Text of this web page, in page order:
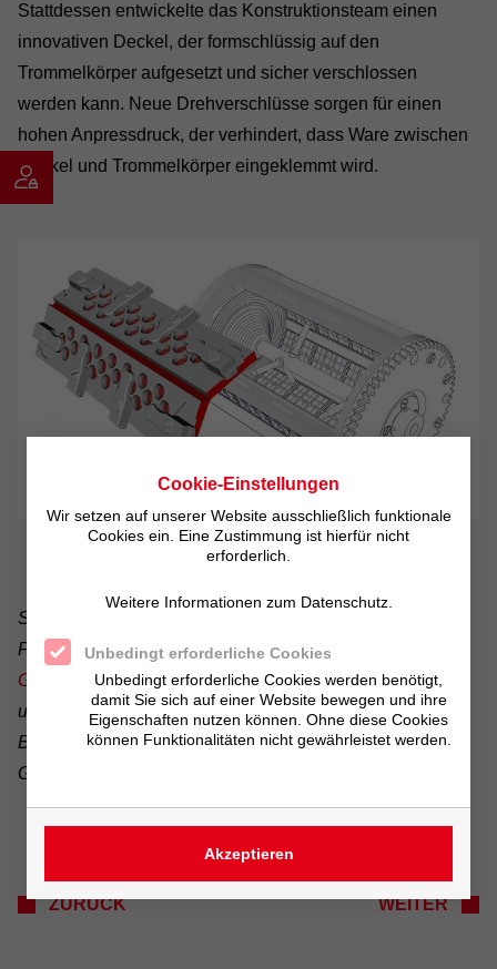
Stattdessen entwickelte das Konstruktionsteam einen
innovativen Deckel, der formschlüssig auf den
Trommelkörper aufgesetzt und sicher verschlossen
werden kann. Neue Drehverschlüsse sorgen für einen
hohen Anpressdruck, der verhindert, dass Ware zwischen
Deckel und Trommelkörper eingeklemmt wird.
Schnelleres Befüllen, sicheres Entleeren und präziser
Formschluss zwischen Trommel und Deckel – die
GALVANET®-Trommelmit verdoppelter Öffnungsfläche
und innovativen Drehverschlüssen sorgt für optimierte
Beschichtungsabläufe. (Bild: Richard Tscherwitschke
GmbH)
ZURÜCK WEITER
Cookie-Einstellungen
Wir setzen auf unserer Website ausschließlich funktionale
Cookies ein. Eine Zustimmung ist hierfür nicht
erforderlich.
Weitere Informationen zum Datenschutz.
Unbedingt erforderliche Cookies
Unbedingt erforderliche Cookies werden benötigt,
damit Sie sich auf einer Website bewegen und ihre
Eigenschaften nutzen können. Ohne diese Cookies
können Funktionalitäten nicht gewährleistet werden.
Akzeptieren